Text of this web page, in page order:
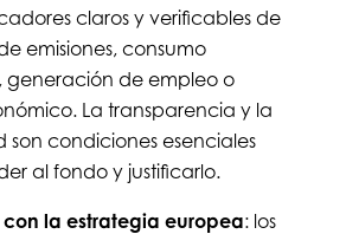
claros y verificables de
emisiones, consumo
generación de empleo o
La transparencia y la
son condiciones esenciales
al fondo y justificarlo.
la estrategia europea: los